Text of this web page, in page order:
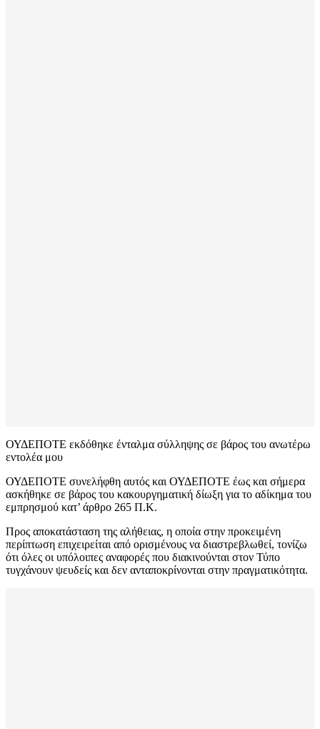
ΟΥΔΕΠΟΤΕ εκδόθηκε ένταλμα σύλληψης σε βάρος του ανωτέρω
εντολέα μου
ΟΥΔΕΠΟΤΕ συνελήφθη αυτός και ΟΥΔΕΠΟΤΕ έως και σήμερα
ασκήθηκε σε βάρος του κακουργηματική δίωξη για το αδίκημα του
εμπρησμού κατ’ άρθρο 265 Π.Κ.
Προς αποκατάσταση της αλήθειας, η οποία στην προκειμένη
περίπτωση επιχειρείται από ορισμένους να διαστρεβλωθεί, τονίζω
ότι όλες οι υπόλοιπες αναφορές που διακινούνται στον Τύπο
τυγχάνουν ψευδείς και δεν ανταποκρίνονται στην πραγματικότητα.